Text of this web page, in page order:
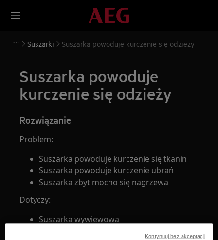
Suszarki Suszarka powoduje kurczenie się odzieży
Suszarka powoduje
kurczenie się odzieży
Rozwiązanie
Problem:
Suszarka powoduje kurczenie się tkanin
Suszarka powoduje kurczenie ubrań
Suszarka zbyt mocno się nagrzewa
Dotyczy:
Suszarka wywiewowa
Kontynuuj bez akceptacji